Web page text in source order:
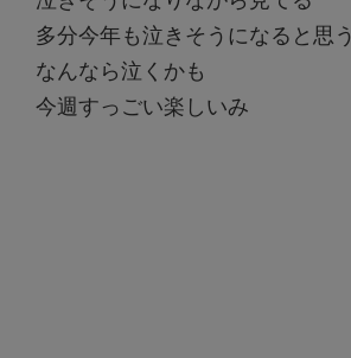
多分今年も泣きそうになると思う
なんなら泣くかも
今週すっごい楽しいみ